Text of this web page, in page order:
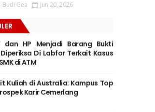
Budi Gea Jun 20, 2026
dan HP Menjadi Barang Bukti
Di Labfor Terkait Kasus
di ATM
Kuliah di Australia: Kampus Top
Karir Cemerlang